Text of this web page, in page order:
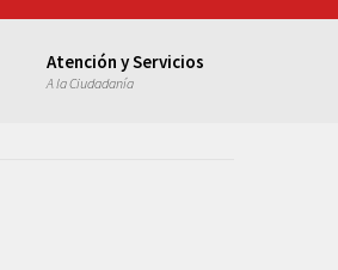
Atención y Servicios
A la Ciudadanía